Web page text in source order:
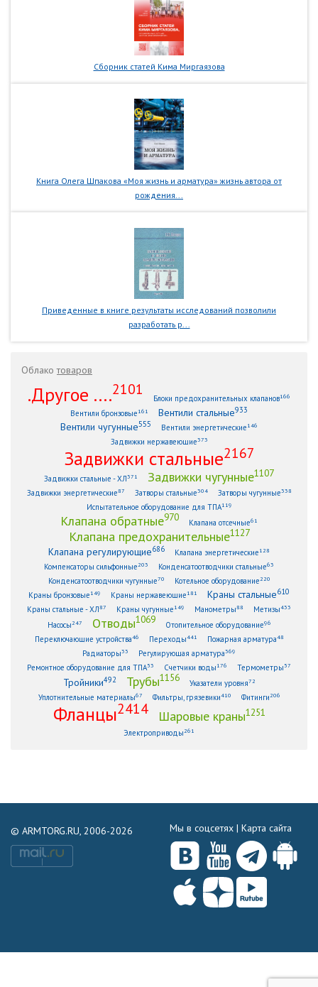
Сборник статей Кима Миргаязова
Книга Олега Шпакова «Моя жизнь и арматура» жизнь автора от
рождения...
Приведенные в книге результаты исследований позволили
разработать р...
Облакотоваров
.Другое ....2101
Блоки предохранительных клапанов166
Вентили бронзовые161 Вентили стальные933
Вентили чугунные555 Вентили энергетические146
Задвижки нержавеющие373
Задвижки стальные2167
Задвижки стальные - ХЛ371 Задвижки чугунные1107
Задвижки энергетические87 Затворы стальные304 Затворы чугунные338
Испытательное оборудование для ТПА119
Клапана обратные970 Клапана отсечные61
Клапана предохранительные1127
Клапана регулирующие686 Клапана энергетические128
Компенсаторы сильфонные 203 Конденсатоотводчики стальные63
Конденсатоотводчики чугунные70 Котельное оборудование 220
Краны бронзовые149 Краны нержавеющие181 Краны стальные610
Краны стальные - ХЛ87 Краны чугунные149 Манометры88 Метизы433
Насосы 247 Отводы1069 Отопительное оборудование96
Переключающие устройства46 Переходы441 Пожарная арматура48
Радиаторы33 Регулирующая арматура369
Ремонтное оборудование для ТПА53 Счетчики воды176 Термометры 57
Тройники492 Трубы1156 Указатели уровня72
Уплотнительные материалы67 Фильтры, грязевики410 Фитинги 206
Фланцы2414 Шаровые краны1251
Электроприводы 261
© ARMTORG.RU, 2006-2026 Мы в соцсетях | Карта сайта